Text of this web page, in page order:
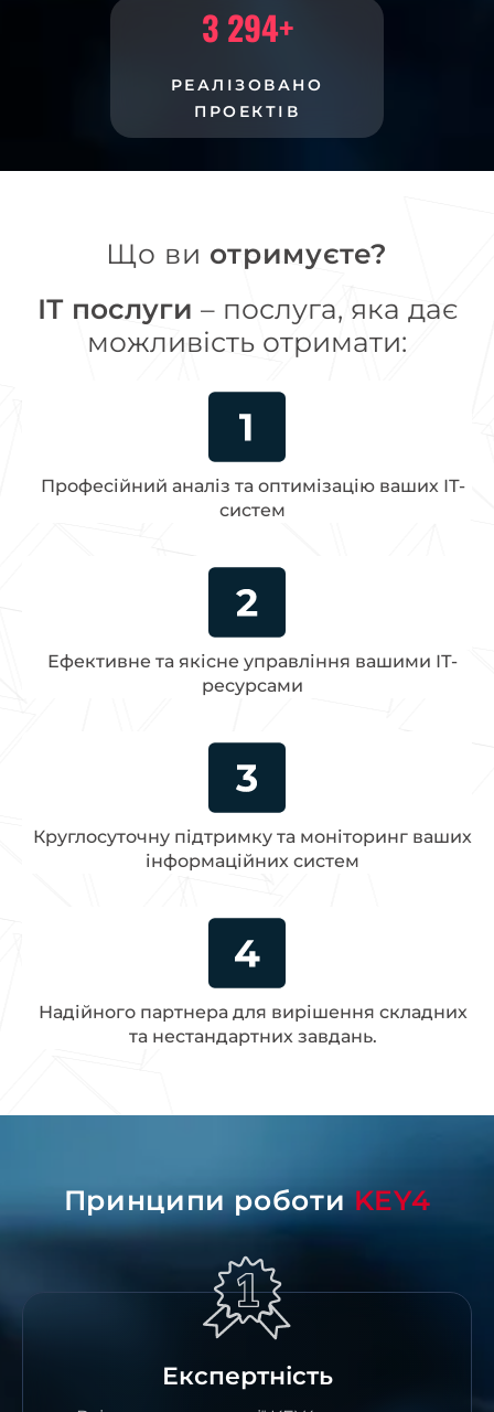
3 294+
РЕАЛІЗОВАНО
ПРОЕКТІВ
Що ви отримуєте?
ІТ послуги – послуга, яка дає
можливість отримати:
Професійний аналіз та оптимізацію ваших ІТ-
систем
Ефективне та якісне управління вашими ІТ-
ресурсами
Круглосуточну підтримку та моніторинг ваших
інформаційних систем
Надійного партнера для вирішення складних
та нестандартних завдань.
Принципи роботи KEY4
Експертність